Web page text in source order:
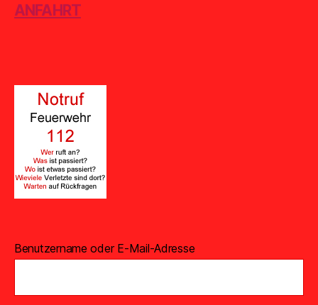
ANFAHRT
Benutzername oder E-Mail-Adresse